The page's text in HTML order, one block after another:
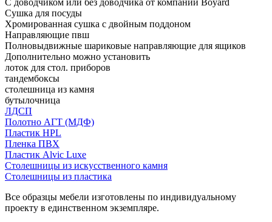
Сушка для посуды
Хромированная сушка с двойным поддоном
Направляющие пвш
Полновыдвижные шариковые направляющие для ящиков
Дополнительно можно установить
лоток для стол. приборов
тандембоксы
столешница из камня
бутылочница
ЛДСП
Полотно АГТ (МДФ)
Пластик HPL
Пленка ПВХ
Пластик Alvic Luxe
Столешницы из искусственного камня
Столешницы из пластика
Все образцы мебели изготовлены по индивидуальному
проекту в единственном экземпляре.